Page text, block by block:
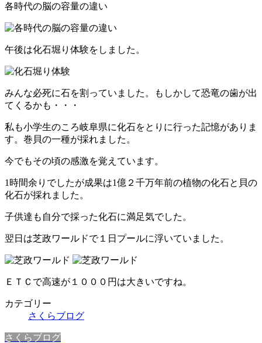
各時代の脳の容量の違い
午後は化石堀り体験をしました。
みんな必死に石を割っていました。もしかして恐竜の歯が出
てくるかも・・・
私も小学生のころ岐阜県に化石をとりに行った記憶がありま
す。巻貝の一種が採れました。
今でもその頃の感激を覚えています。
1時間余りでしたが成果は1億２千万年前の植物の化石と貝の
化石が採れました。
子供達も自分で採った化石に満足気でした。
翌日は芝政ワールドで１日プールに浮いていました。
ＥＴＣで高速が１０００円は大きいですね。
カテゴリー
さくらブログ
さくらブログ